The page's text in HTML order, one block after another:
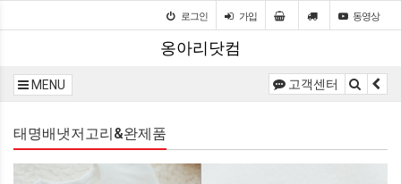
로그인 가입 동영상
옹아리닷컴
MENU 고객센터
태명배냇저고리&완제품